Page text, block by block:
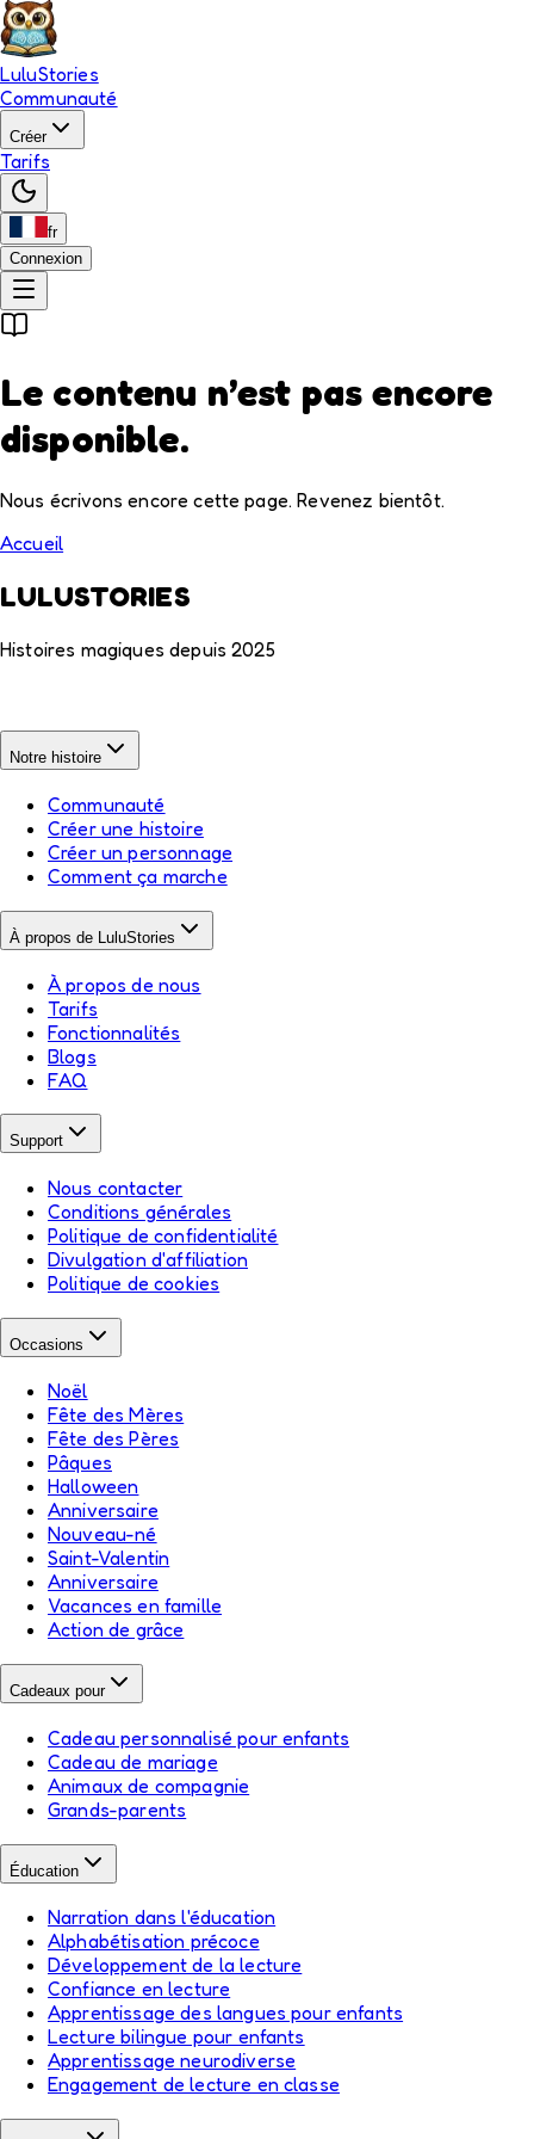
LuluStories
Communauté
Créer
Tarifs
fr
Connexion
Le contenu n’est pas encore
disponible.
Nous écrivons encore cette page. Revenez bientôt.
Accueil
LULUSTORIES
Histoires magiques depuis 2025
Notre histoire
Communauté
Créer une histoire
Créer un personnage
Comment ça marche
À propos de LuluStories
À propos de nous
Tarifs
Fonctionnalités
Blogs
FAQ
Support
Nous contacter
Conditions générales
Politique de confidentialité
Divulgation d'affiliation
Politique de cookies
Occasions
Noël
Fête des Mères
Fête des Pères
Pâques
Halloween
Anniversaire
Nouveau-né
Saint-Valentin
Anniversaire
Vacances en famille
Action de grâce
Cadeaux pour
Cadeau personnalisé pour enfants
Cadeau de mariage
Animaux de compagnie
Grands-parents
Éducation
Narration dans l'éducation
Alphabétisation précoce
Développement de la lecture
Confiance en lecture
Apprentissage des langues pour enfants
Lecture bilingue pour enfants
Apprentissage neurodiverse
Engagement de lecture en classe